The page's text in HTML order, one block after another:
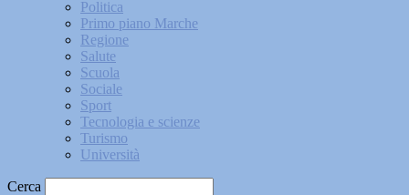
Politica
Primo piano Marche
Regione
Salute
Scuola
Sociale
Sport
Tecnologia e scienze
Turismo
Università
Cerca